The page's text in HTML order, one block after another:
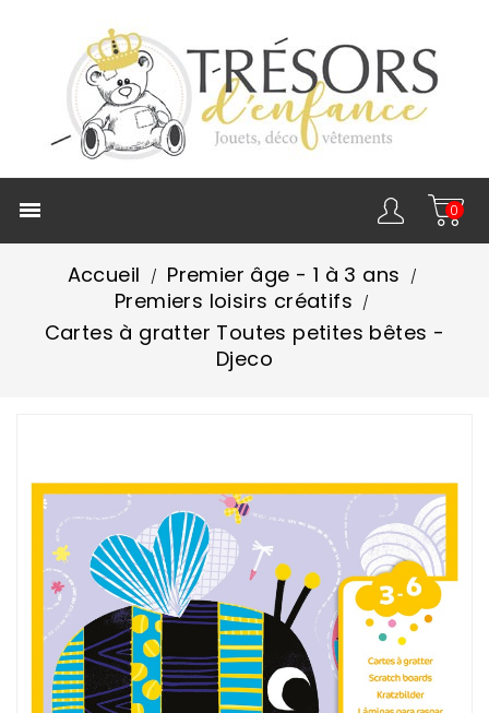
 0
Accueil
Premier âge - 1 à 3 ans
Premiers loisirs créatifs
Cartes à gratter Toutes petites bêtes -
Djeco